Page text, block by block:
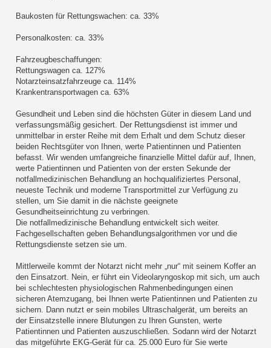
Baukosten für Rettungswachen: ca. 33%
Personalkosten: ca. 33%
Fahrzeugbeschaffungen:
Rettungswagen ca. 127%
Notarzteinsatzfahrzeuge ca. 114%
Krankentransportwagen ca. 63%
Gesundheit und Leben sind die höchsten Güter in diesem Land und
verfassungsmäßig gesichert. Der Rettungsdienst ist immer und
unmittelbar in erster Reihe mit dem Erhalt und dem Schutz dieser
beiden Rechtsgüter von Ihnen, werte Patientinnen und Patienten
befasst. Wir wenden umfangreiche finanzielle Mittel dafür auf, Ihnen,
werte Patientinnen und Patienten von der ersten Sekunde der
notfallmedizinischen Behandlung an hochqualifiziertes Personal,
neueste Technik und moderne Transportmittel zur Verfügung zu
stellen, um Sie damit in die nächste geeignete
Gesundheitseinrichtung zu verbringen.
Die notfallmedizinische Behandlung entwickelt sich weiter.
Fachgesellschaften geben Behandlungsalgorithmen vor und die
Rettungsdienste setzen sie um.
Mittlerweile kommt der Notarzt nicht mehr „nur“ mit seinem Koffer an
den Einsatzort. Nein, er führt ein Videolaryngoskop mit sich, um auch
bei schlechtesten physiologischen Rahmenbedingungen einen
sicheren Atemzugang, bei Ihnen werte Patientinnen und Patienten zu
sichern. Dann nutzt er sein mobiles Ultraschalgerät, um bereits an
der Einsatzstelle innere Blutungen zu Ihren Gunsten, werte
Patientinnen und Patienten auszuschließen. Sodann wird der Notarzt
das mitgeführte EKG-Gerät für ca. 25.000 Euro für Sie werte